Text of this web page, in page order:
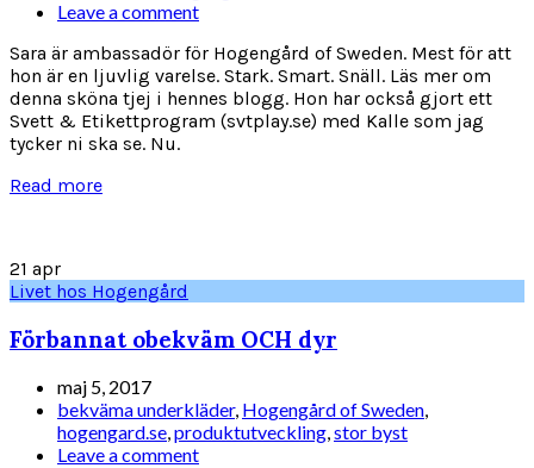
Leave a comment
Sara är ambassadör för Hogengård of Sweden. Mest för att
hon är en ljuvlig varelse. Stark. Smart. Snäll. Läs mer om
denna sköna tjej i hennes blogg. Hon har också gjort ett
Svett & Etikettprogram (svtplay.se) med Kalle som jag
tycker ni ska se. Nu.
Read more
21 apr
Livet hos Hogengård
Förbannat obekväm OCH dyr
maj 5, 2017
bekväma underkläder, Hogengård of Sweden,
hogengard.se,produktutveckling,stor byst
Leave a comment